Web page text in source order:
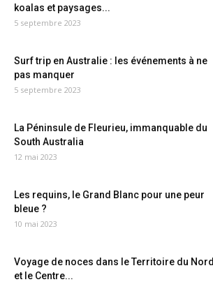
koalas et paysages...
5 septembre 2023
Surf trip en Australie : les événements à ne
pas manquer
5 septembre 2023
La Péninsule de Fleurieu, immanquable du
South Australia
12 mai 2023
Les requins, le Grand Blanc pour une peur
bleue ?
10 mai 2023
Voyage de noces dans le Territoire du Nord
et le Centre...